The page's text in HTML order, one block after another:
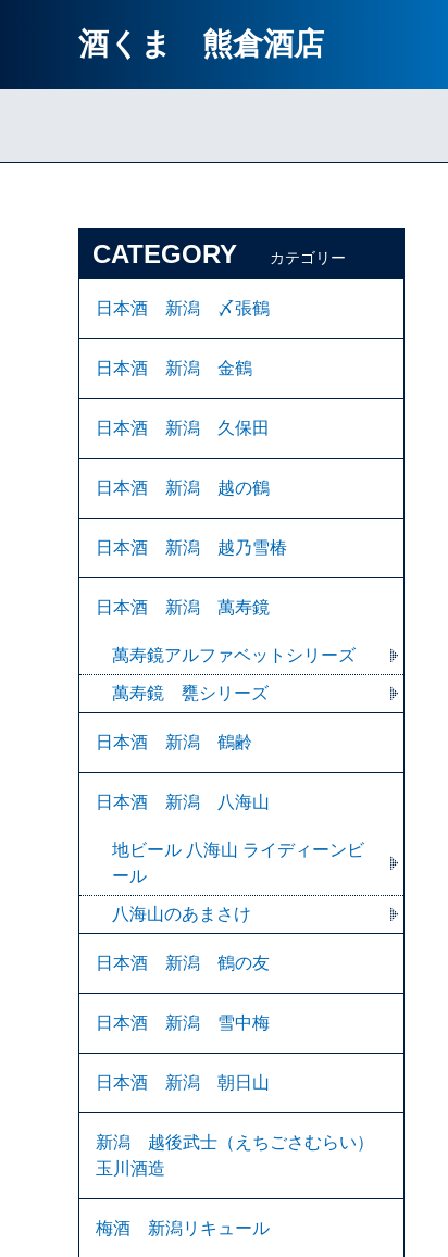
酒くま 熊倉酒店
CATEGORY カテゴリー
日本酒 新潟 〆張鶴
日本酒 新潟 金鶴
日本酒 新潟 久保田
日本酒 新潟 越の鶴
日本酒 新潟 越乃雪椿
日本酒 新潟 萬寿鏡
萬寿鏡アルファベットシリーズ
萬寿鏡 甕シリーズ
日本酒 新潟 鶴齢
日本酒 新潟 八海山
地ビール 八海山 ライディーンビ
ール
八海山のあまさけ
日本酒 新潟 鶴の友
日本酒 新潟 雪中梅
日本酒 新潟 朝日山
新潟 越後武士（えちごさむらい）
玉川酒造
梅酒 新潟リキュール